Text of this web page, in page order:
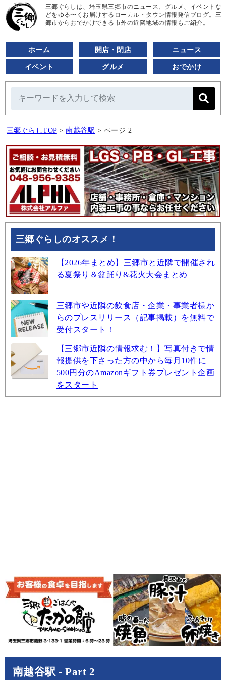
三郷ぐらしは、埼玉県三郷市のニュース、グルメ、イベントな
どをゆる〜くお届けするローカル・タウン情報発信ブログ。三
郷市からおでかけできる市外の近隣地域の情報もご紹介。
ホーム 開店・閉店 ニュース
イベント グルメ おでかけ
三郷ぐらしTOP > 南越谷駅 > ページ 2
三郷ぐらしのオススメ！
【2026年まとめ】三郷市と近隣で開催され
る夏祭り＆盆踊り&花火大会まとめ
三郷市や近隣の飲食店・企業・事業者様か
らのプレスリリース（記事掲載）を無料で
受付スタート！
【三郷市近隣の情報求む！】写真付きで情
報提供を下さった方の中から毎月10件に
500円分のAmazonギフト券プレゼント企画
をスタート
南越谷駅 - Part 2